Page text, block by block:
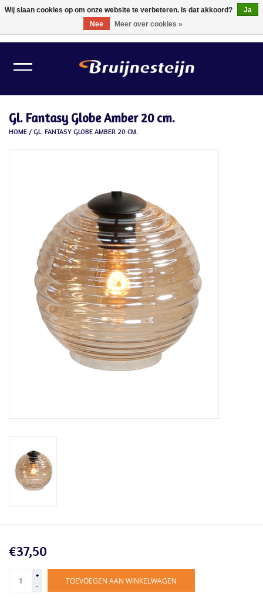
Verlichting
Meubelvilt
Cadeaubonnen
Gl. Fantasy Globe Amber 20 cm.
HOME / GL. FANTASY GLOBE AMBER 20 CM.
€37,50
+
-
TOEVOEGEN AAN WINKELWAGEN
Wij slaan cookies op om onze website te verbeteren. Is dat akkoord?
Ja
Nee
Meer over cookies »